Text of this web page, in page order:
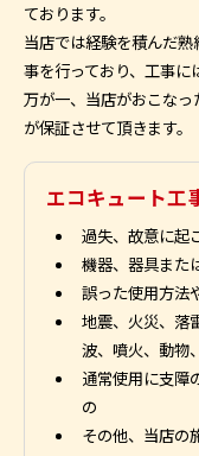
ております。
当店では経験を積んだ
事を行っており、工事に
万が一、当店がおこな
が保証させて頂きます。
エコキュート工
過失、故意に起
機器、器具また
誤った使用方法
地震、火災、落
波、噴火、動物
通常使用に支障
の
その他、当店の